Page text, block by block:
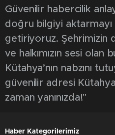
Güvenilir habercilik
doğru bilgiyi aktarmayı
getiriyoruz. Şehrimizin
ve halkımızın sesi olan
Kütahya’nın nabzını
güvenilir adresi
zaman yanınızda!"
Haber Kategorilerimiz